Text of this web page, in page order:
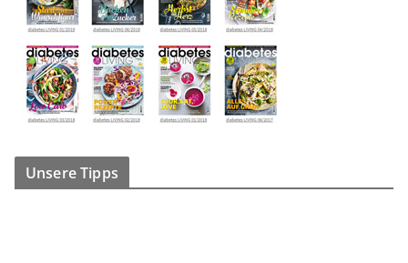
Unsere Tipps